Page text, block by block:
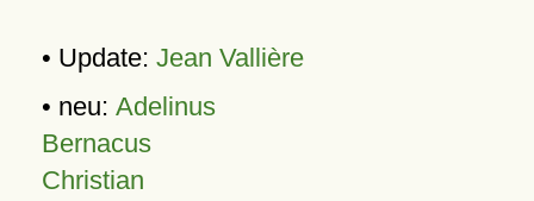
• Update: Jean Vallière
• neu: Adelinus
Bernacus
Christian